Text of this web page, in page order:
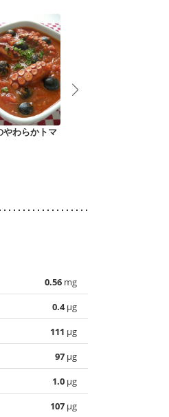
やわらかトマ
0.56 mg
0.4µg
111 µg
97 µg
1.0 µg
107 µg